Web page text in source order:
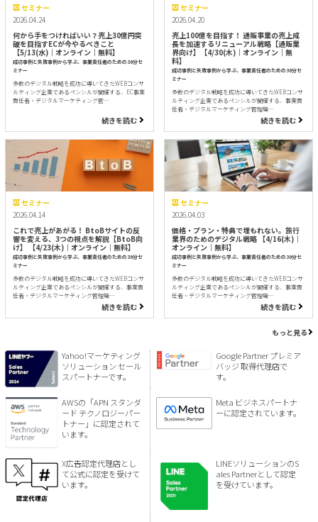
セミナー
2026.04.24
何から手をつければいい？売上30億円突
破を目指すECが今やるべきこと
【5/13(水)｜オンライン｜無料】
成功事例と失敗事例から学ぶ、事業責任者のための30分セ
ミナー
多数のデジタル戦略を成功に導いてきたWEBコンサ
ルティング企業であるペンシルが開催する、EC事業
責任者・デジタルマーケティング管…
続きを読む
セミナー
2026.04.20
売上100億を目指す！ 通販事業の売上成
長を加速するリニューアル戦略【通販業
界向け】【4/30(木)｜オンライン｜無
料】
成功事例と失敗事例から学ぶ、事業責任者のための30分セ
ミナー
多数のデジタル戦略を成功に導いてきたWEBコンサ
ルティング企業であるペンシルが開催する、事業責
任者・デジタルマーケティング管理職…
続きを読む
セミナー
2026.04.14
これで売上があがる！ BtoBサイトの反
響を変える、3つの視点を解説【BtoB向
け】 【4/23(木)｜オンライン｜無料】
成功事例と失敗事例から学ぶ、事業責任者のための30分セ
ミナー
多数のデジタル戦略を成功に導いてきたWEBコンサ
ルティング企業であるペンシルが開催する、事業責
任者・デジタルマーケティング管理職…
続きを読む
セミナー
2026.04.03
価格・プラン・特典で埋もれない。旅行
業界のためのデジタル戦略 【4/16(木)｜
オンライン｜無料】
成功事例と失敗事例から学ぶ、事業責任者のための30分セ
ミナー
多数のデジタル戦略を成功に導いてきたWEBコンサ
ルティング企業であるペンシルが開催する、事業責
任者・デジタルマーケティング管理職…
続きを読む
もっと見る
Yahoo!マーケティング
ソリューション セール
スパートナーです。
Google Partner プレミア
バッジ 取得代理店で
す。
AWSの「APN スタンダ
ード テクノロジーパー
トナー」に認定されて
います。
Meta ビジネスパートナ
ーに認定されています。
X広告認定代理店とし
て公式に認定を受けて
います。
LINEソリューションのS
ales Partnerとして認定
を受けています。